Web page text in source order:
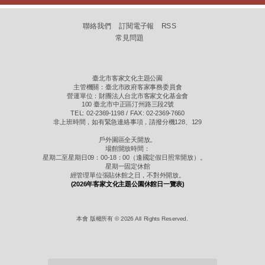
聯絡我們 訂閱電子報
RSS
常見問題
臺北市客家文化主題公園
主管機關：臺北市政府客家事務委員會
營運單位：財團法人台北市客家文化基金會
100 臺北市中正區汀州路三段2號
TEL: 02-2369-1198 / FAX: 02-2369-7660
非上班時間，如有緊急連絡事項，請撥分機128、129
戶外園區全天開放。
場館開放時間：
星期二至星期日09：00-18：00（逢國定假日照常開放）。
星期一固定休館
經管理單位張貼休館之日，不對外開放。
(2026年客家文化主題公園休館日一覽表)
本會 版權所有 © 2026 All Rights Reserved.